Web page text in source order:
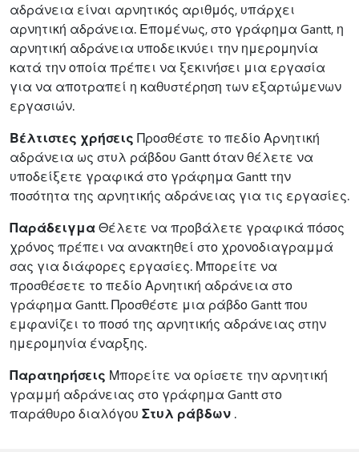
αδράνεια είναι αρνητικός αριθμός, υπάρχει
αρνητική αδράνεια. Επομένως, στο γράφημα Gantt, η
αρνητική αδράνεια υποδεικνύει την ημερομηνία
κατά την οποία πρέπει να ξεκινήσει μια εργασία
για να αποτραπεί η καθυστέρηση των εξαρτώμενων
εργασιών.
Βέλτιστες χρήσεις Προσθέστε το πεδίο Αρνητική
αδράνεια ως στυλ ράβδου Gantt όταν θέλετε να
υποδείξετε γραφικά στο γράφημα Gantt την
ποσότητα της αρνητικής αδράνειας για τις εργασίες.
ΠαράδειγμαΘέλετε να προβάλετε γραφικά πόσος
χρόνος πρέπει να ανακτηθεί στο χρονοδιαγραμμά
σας για διάφορες εργασίες. Μπορείτε να
προσθέσετε το πεδίο Αρνητική αδράνεια στο
γράφημα Gantt. Προσθέστε μια ράβδο Gantt που
εμφανίζει το ποσό της αρνητικής αδράνειας στην
ημερομηνία έναρξης.
Παρατηρήσεις Μπορείτε να ορίσετε την αρνητική
γραμμή αδράνειας στο γράφημα Gantt στο
παράθυρο διαλόγου Στυλ ράβδων .